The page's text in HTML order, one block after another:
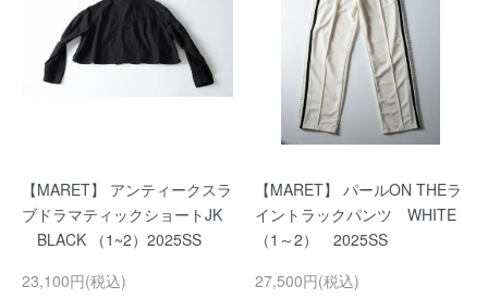
【MARET】 アンティークスラ
ブドラマティックショートJK
BLACK （1~2）2025SS
23,100円(税込)
【MARET】 パールON THEラ
イントラックパンツ WHITE
（1～2） 2025SS
27,500円(税込)